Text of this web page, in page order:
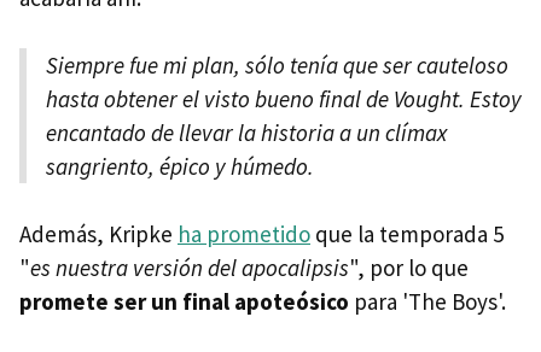
Siempre fue mi plan, sólo tenía que ser cauteloso
hasta obtener el visto bueno final de Vought. Estoy
encantado de llevar la historia a un clímax
sangriento, épico y húmedo.
Además, Kripke ha prometido que la temporada 5
"es nuestra versión del apocalipsis", por lo que
promete ser un final apoteósico para 'The Boys'.